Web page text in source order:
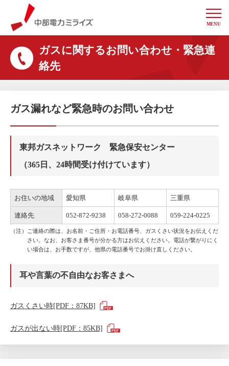
中部電力ミライズ
MENU
ガスに関するお問い合わせ・緊急連
絡先
ガス漏れなど緊急時のお問い合わせ
東邦ガスネットワーク 緊急保安センター
（365日、24時間受け付けています）
お住いの地域 愛知県 岐阜県 三重県
連絡先 052-872-9238 058-272-0088 059-224-0225
（注）ご連絡の際は、お名前・ご住所・お電話番号、ガスくさい状況をお伝えくだ
さい。なお、お客さま番号が分かる方はお伝えください。電話が繋がりにく
い場合は、お手数ですが、他県の電話番号でお掛け直しください。
耳や言葉の不自由なお客さまへ
ガスくさい時[PDF：87KB]
ガスが出ない時[PDF：85KB]